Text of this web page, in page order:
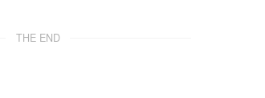
THE END